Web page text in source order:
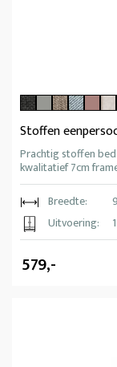
Stoffen
Prachtig stoffen
kwalitatief 7cm
Breedte:
Uitvoering:
579,-